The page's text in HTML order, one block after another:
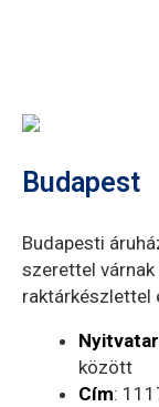
Budapest
Budapesti
szerettel
raktárkészlettel
között
Cím: